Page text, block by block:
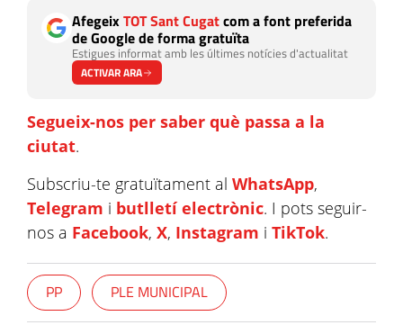
AfegeixTOT Sant Cugatcom a font preferida
de Google de forma gratuïta
Estigues informat amb les últimes notícies d'actualitat
ACTIVAR ARA
Segueix-nos per saber què passa a la
ciutat.
Subscriu-te gratuïtament al WhatsApp,
Telegram i butlletí electrònic. I pots seguir-
nos a Facebook, X, Instagram i TikTok.
PP PLE MUNICIPAL